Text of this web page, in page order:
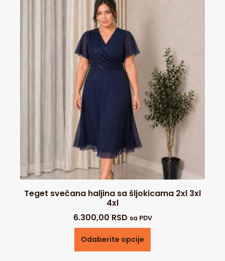
Teget svečana haljina sa šljokicama 2xl 3xl
4xl
6.300,00 RSD sa PDV
Odaberite opcije